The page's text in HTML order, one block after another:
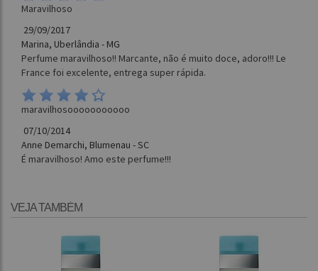
Maravilhoso
29/09/2017
Marina, Uberlândia - MG
Perfume maravilhoso!! Marcante, não é muito doce, adoro!!! Le
France foi excelente, entrega super rápida.
maravilhosooooooooooo
07/10/2014
Anne Demarchi, Blumenau - SC
É maravilhoso! Amo este perfume!!!
VEJA TAMBÉM